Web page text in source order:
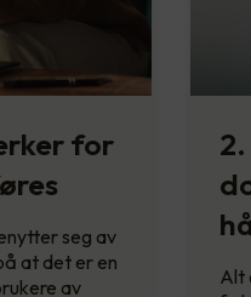
for
seg av
at det er en
av
Alt